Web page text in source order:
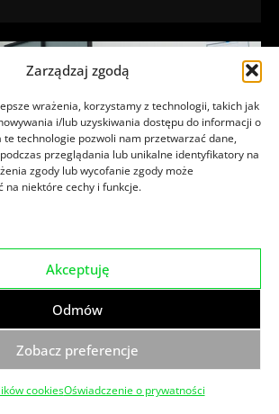
Zarządzaj zgodą
wrażenia, korzystamy z technologii, takich jak
i/lub uzyskiwania dostępu do informacji o
te technologie pozwoli nam przetwarzać dane,
przeglądania lub unikalne identyfikatory na
zgody lub wycofanie zgody może
na niektóre cechy i funkcje.
Akceptuję
Odmów
Zobacz preferencje
cookiesOświadczenie o prywatności
– szkolenie z ekspertami
udziału w kolejnej edycji szkolenia
Zrealizuj, rozlicz i sprawozdaj
Szkolenie organizuje firma